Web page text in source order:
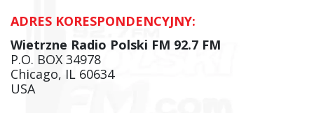
ADRES KORESPONDENCYJNY:
Wietrzne Radio Polski FM 92.7 FM
P.O. BOX 34978
Chicago, IL 60634
USA